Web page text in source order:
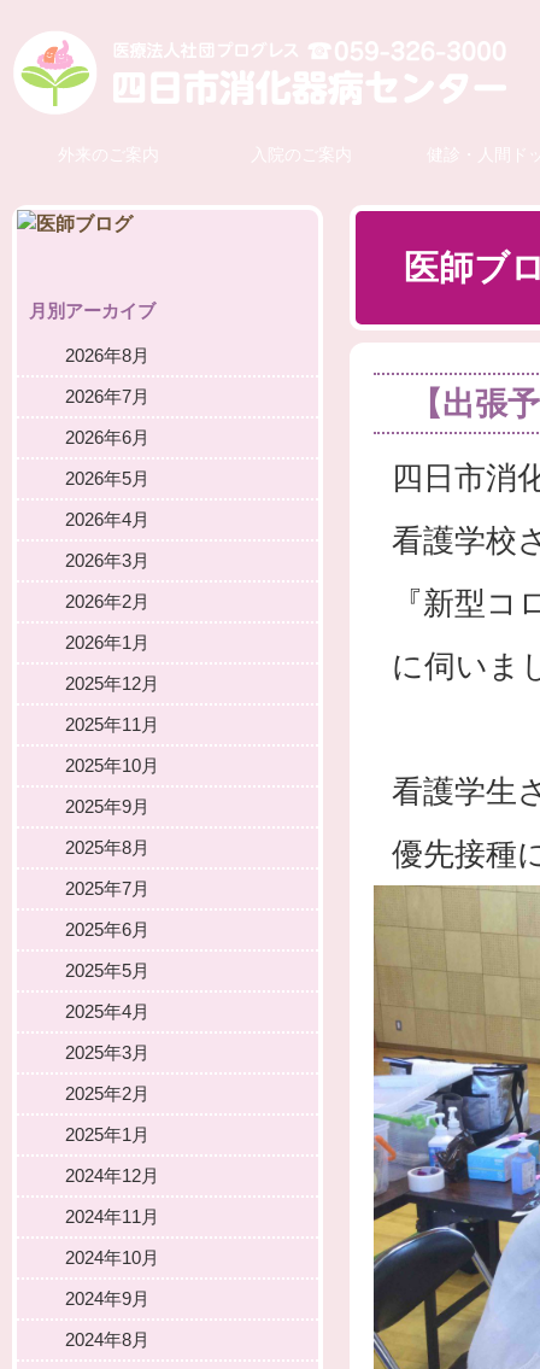
外来のご案内 入院のご案内 健診・人間ド
医師ブ
【出張
四日市消
看護学校
『新型
に伺いま
看護学生
優先接種
月別アーカイブ
2026年8月
2026年7月
2026年6月
2026年5月
2026年4月
2026年3月
2026年2月
2026年1月
2025年12月
2025年11月
2025年10月
2025年9月
2025年8月
2025年7月
2025年6月
2025年5月
2025年4月
2025年3月
2025年2月
2025年1月
2024年12月
2024年11月
2024年10月
2024年9月
2024年8月